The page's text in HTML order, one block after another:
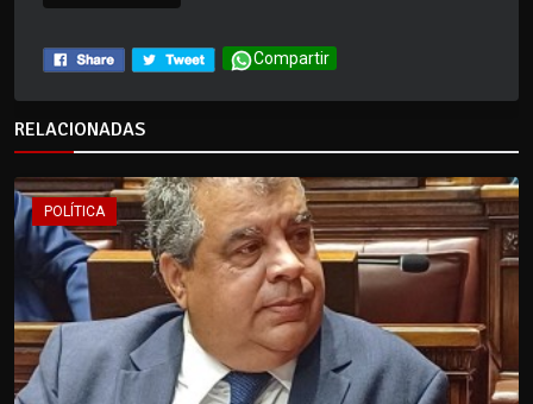
Compartir
RELACIONADAS
POLÍTICA